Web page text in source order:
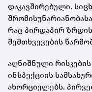
დაკავშირებული.
რაც პირდაპირ
შემთხვევების
აღნიშნული
ინსპექციის
ახორციელებს.